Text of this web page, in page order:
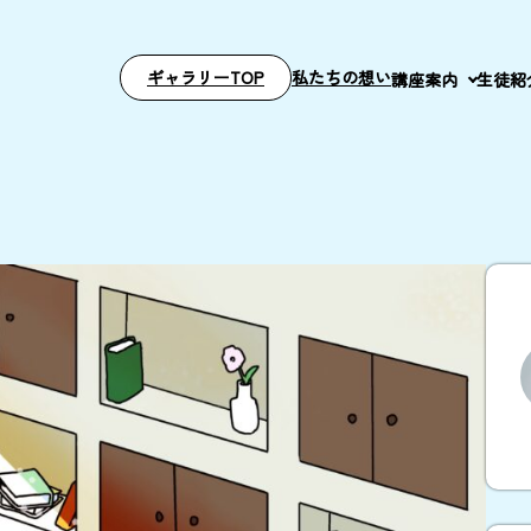
ギャラリーTOP 私たちの想い講座案内 生徒紹